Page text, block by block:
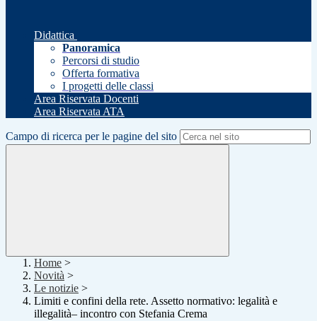
Didattica
Panoramica
Percorsi di studio
Offerta formativa
I progetti delle classi
Area Riservata Docenti
Area Riservata ATA
Campo di ricerca per le pagine del sito
Home >
Novità >
Le notizie >
Limiti e confini della rete. Assetto normativo: legalità e
illegalità– incontro con Stefania Crema